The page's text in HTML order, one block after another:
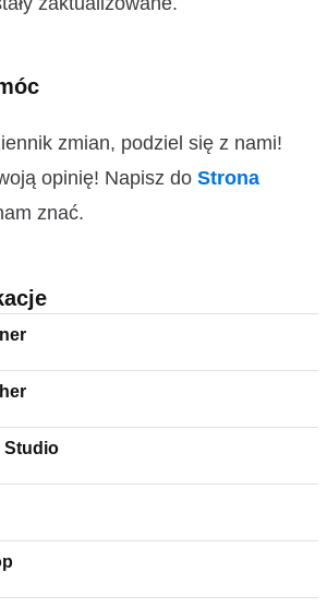
zmian, podziel się z nami!
opinię! Napisz do Strona
znać.
Studio